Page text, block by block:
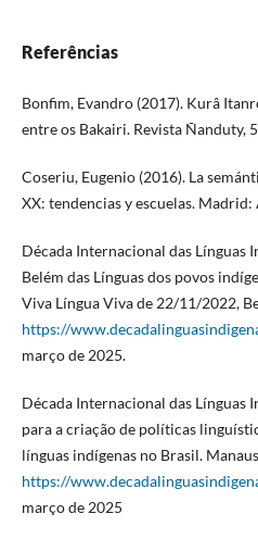
Referências
Bonfim, Evandro (2017). Kurâ
entre os Bakairi. Revista Ñanduty,
Coseriu, Eugenio (2016). La
XX: tendencias y escuelas.
Década Internacional das Línguas
Belém das Línguas dos povos
Viva Língua Viva de 22/11/2022,
https://
março de 2025.
Década Internacional das Línguas
para a criação de políticas
línguas indígenas no Brasil.
https://
março de 2025